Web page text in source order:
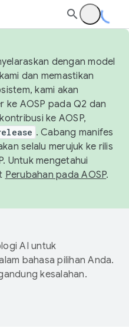
dengan model
dan memastikan
kami akan
ke AOSP pada Q2 dan
ke AOSP,
. Cabang manifes
selalu merujuk ke rilis
Untuk mengetahui
Perubahan pada AOSP.
AI untuk
bahasa pilihan Anda.
kesalahan.